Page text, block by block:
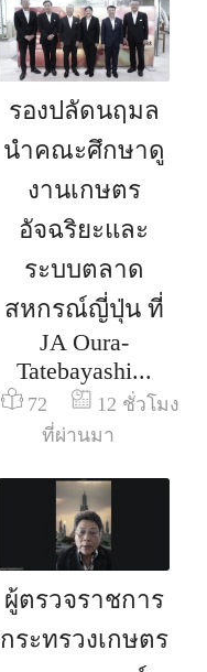
รองปลัดนฤมล
นำคณะศึกษาดู
งานเกษตร
อัจฉริยะและ
ระบบตลาด
สหกรณ์ญี่ปุ่น ที่
JA Oura-
Tatebayashi...
72
12 ชั่วโมง
ที่ผ่านมา
ผู้ตรวจราชการ
กระทรวงเกษตร